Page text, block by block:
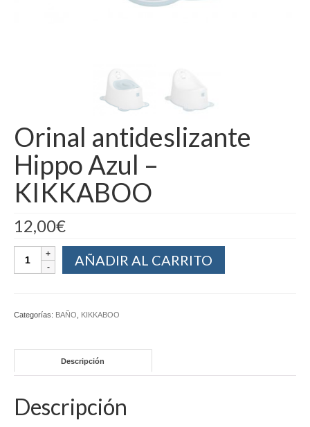
Orinal antideslizante
Hippo Azul –
KIKKABOO
12,00€
AÑADIR AL CARRITO
Categorías: BAÑO KIKKABOO
Descripción
Descripción